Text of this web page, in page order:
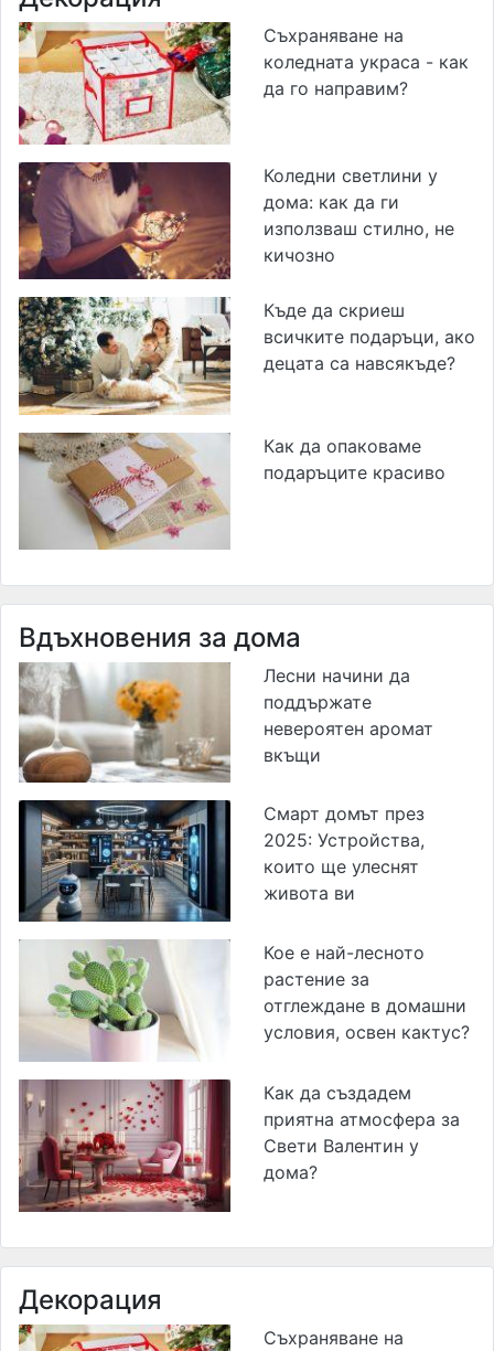
Съхраняване на
коледната украса - как
да го направим?
Коледни светлини у
дома: как да ги
използваш стилно, не
кичозно
Къде да скриеш
всичките подаръци, ако
децата са навсякъде?
Как да опаковаме
подаръците красиво
Вдъхновения за дома
Лесни начини да
поддържате
невероятен аромат
вкъщи
Смарт домът през
2025: Устройства,
които ще улеснят
живота ви
Кое е най-лесното
растение за
отглеждане в домашни
условия, освен кактус?
Как да създадем
приятна атмосфера за
Свети Валентин у
дома?
Декорация
Съхраняване на